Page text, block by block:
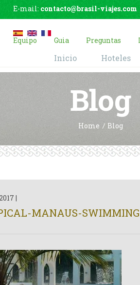
E-mail: contacto@brasil-viajes.com
Equipo Guia Preguntas
Inicio Hoteles
Blog
Home Blog
|
MANAUS-